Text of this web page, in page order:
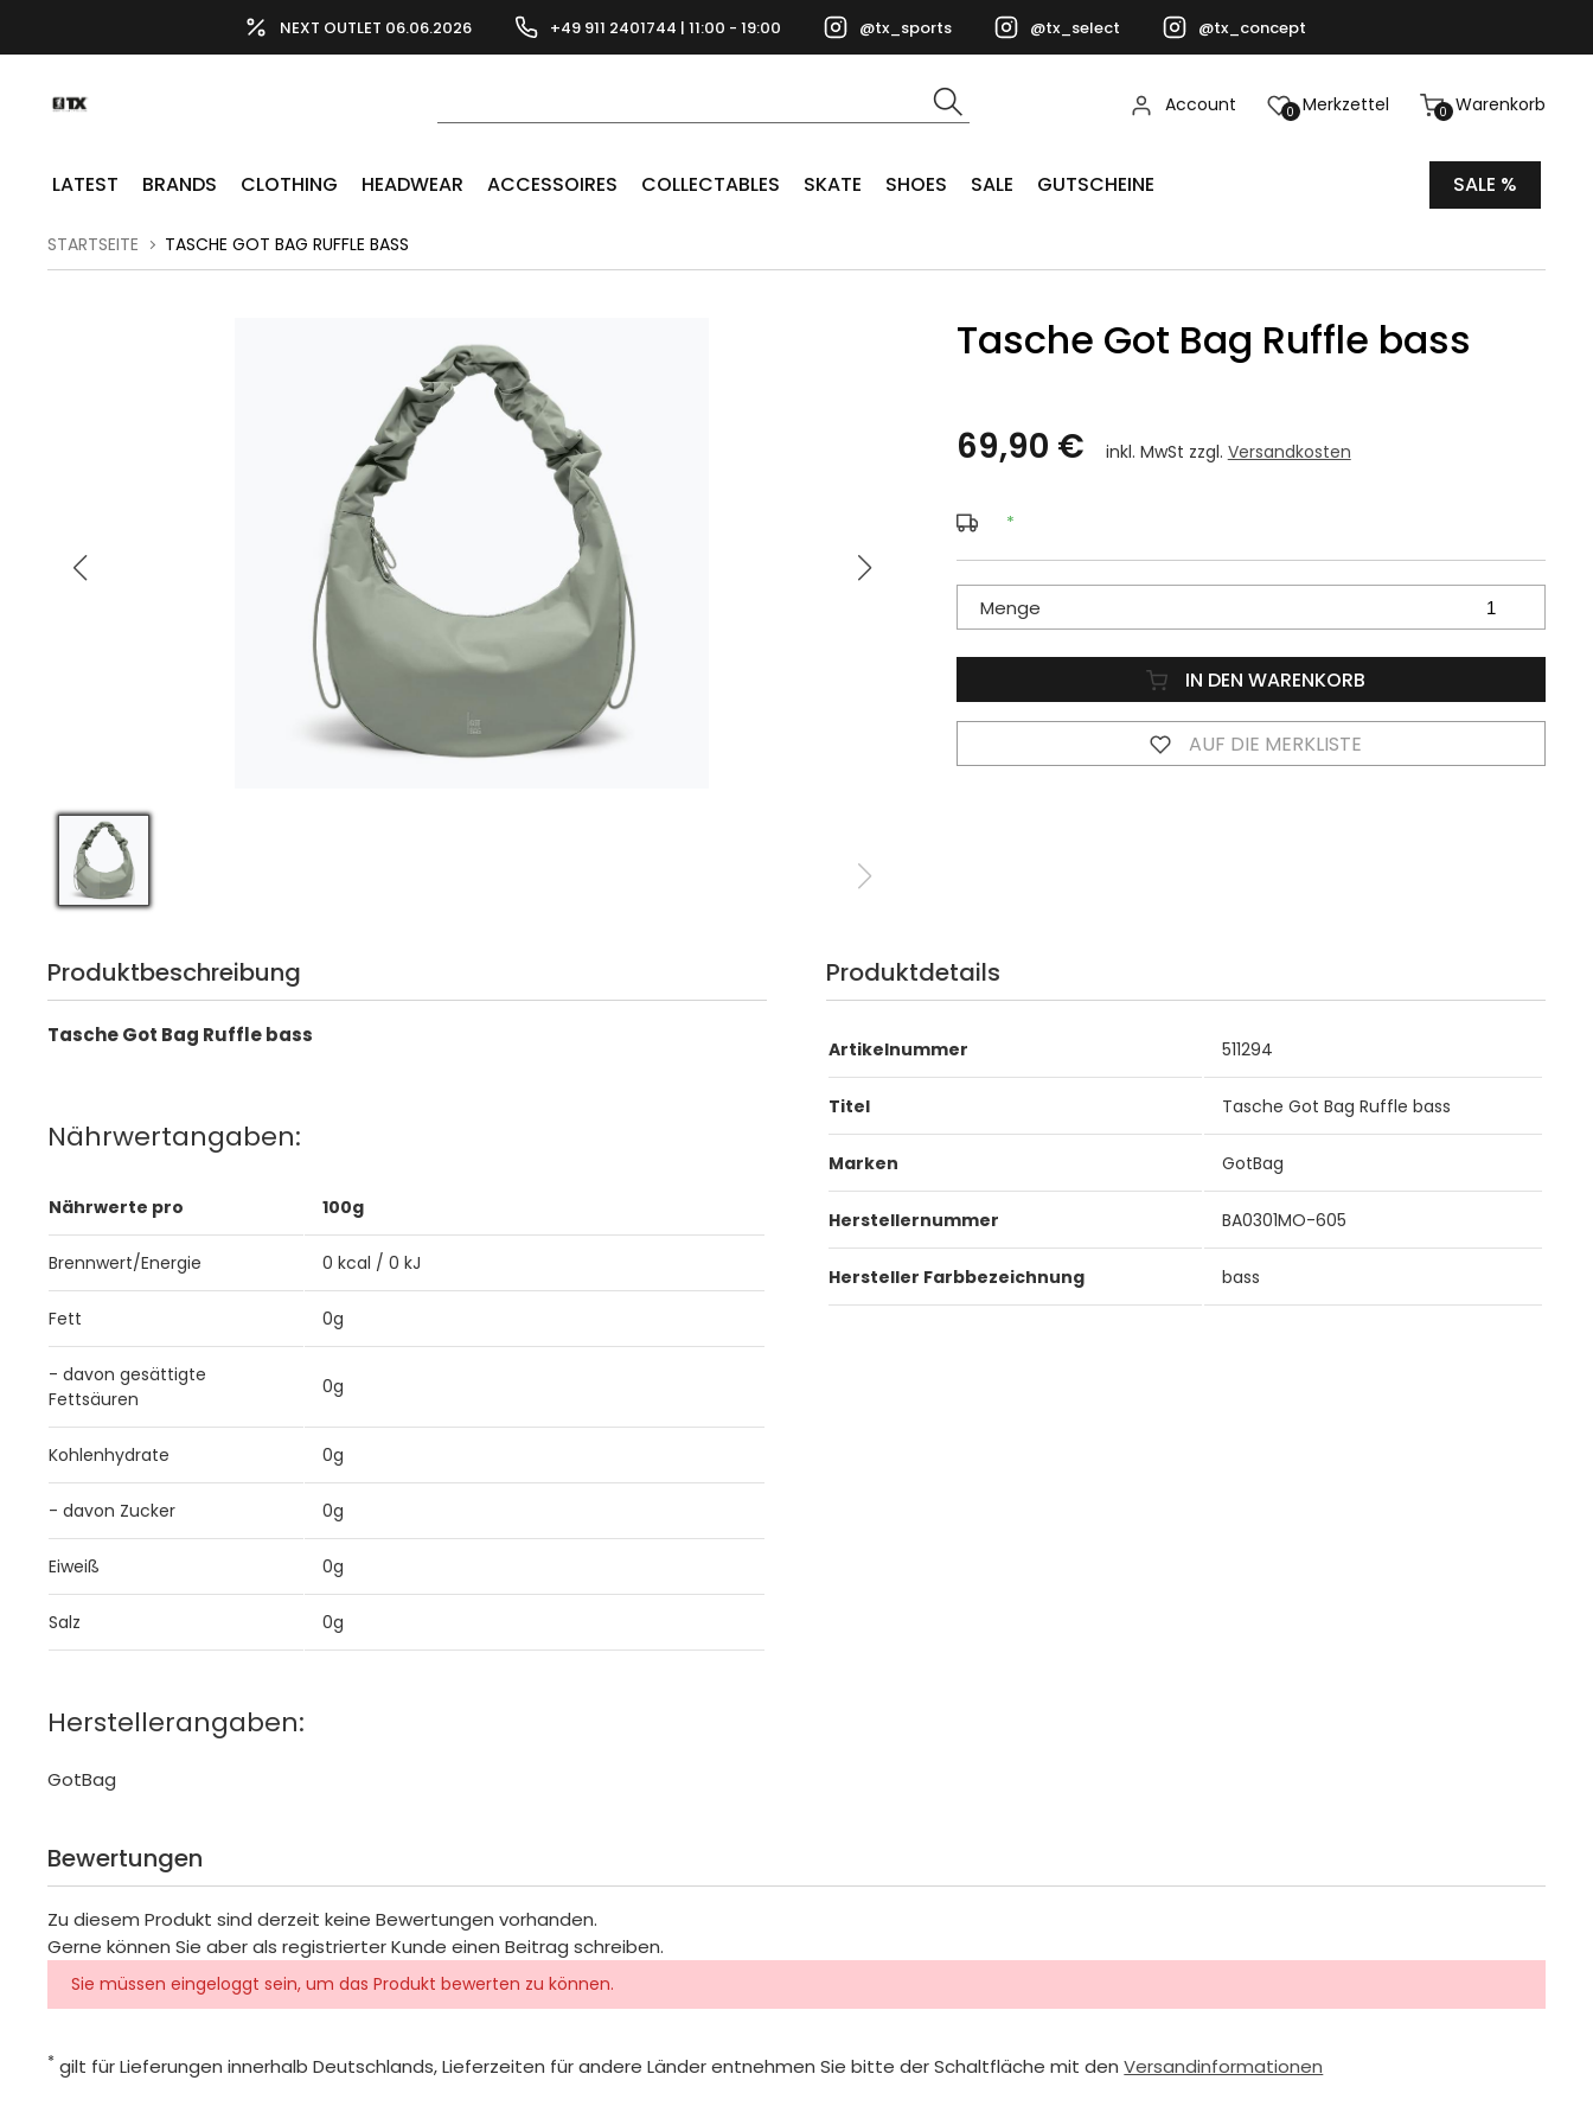
NEXT OUTLET 06.06.2026 +49 911 2401744 | 11:00 - 19:00 @tx_sports @tx_select @tx_concept
0 Warenkorb
0 Merkzettel
Account
LATEST BRANDS CLOTHING HEADWEAR ACCESSOIRES COLLECTABLES SKATE SHOES SALE GUTSCHEINE SALE %
STARTSEITE TASCHE GOT BAG RUFFLE BASS
Tasche Got Bag Ruffle bass
69,90 € inkl. MwSt zzgl. Versandkosten
*
Menge
IN DEN WARENKORB
AUF DIE MERKLISTE
Produktbeschreibung
Tasche Got Bag Ruffle bass
Nährwertangaben:
Nährwerte pro 100g
Brennwert/Energie 0 kcal / 0 kJ
Fett 0g
- davon gesättigte
Fettsäuren
0g
Kohlenhydrate 0g
- davon Zucker 0g
Eiweiß 0g
Salz 0g
Herstellerangaben:
GotBag
Produktdetails
Artikelnummer 511294
Titel Tasche Got Bag Ruffle bass
Marken GotBag
Herstellernummer BA0301MO-605
Hersteller Farbbezeichnung bass
Bewertungen
Zu diesem Produkt sind derzeit keine Bewertungen vorhanden.
Gerne können Sie aber als registrierter Kunde einen Beitrag schreiben.
Sie müssen eingeloggt sein, um das Produkt bewerten zu können.
* gilt für Lieferungen innerhalb Deutschlands, Lieferzeiten für andere Länder entnehmen Sie bitte der Schaltfläche mit denVersandinformationen